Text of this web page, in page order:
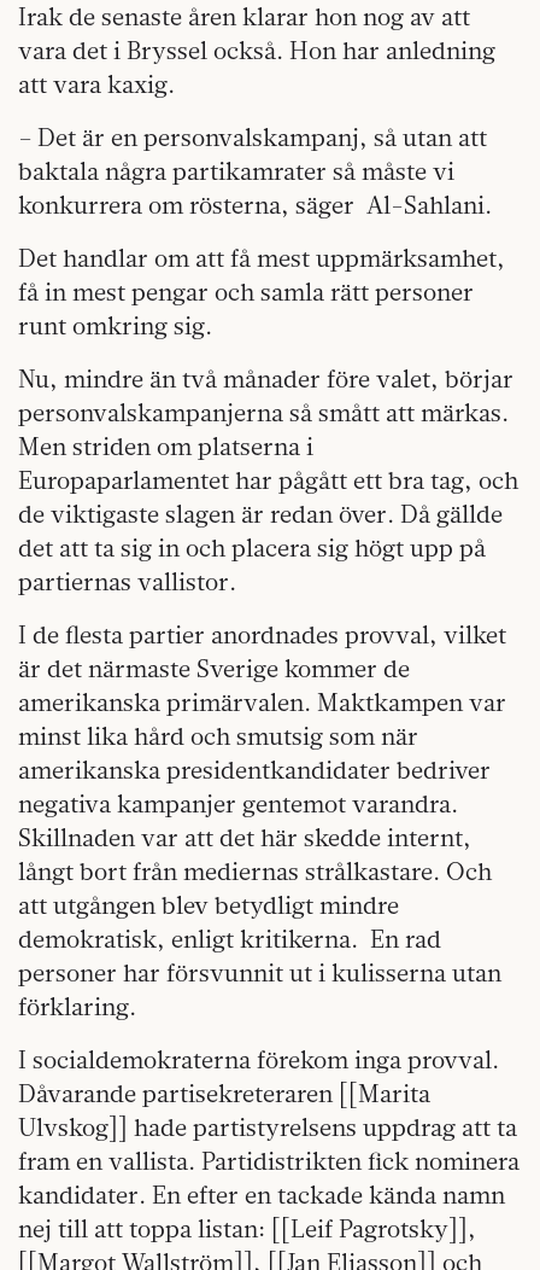
Irak de senaste åren klarar hon nog av att
vara det i Bryssel också. Hon har anledning
att vara kaxig.
– Det är en personvalskampanj, så utan att
baktala några partikamrater så måste vi
konkurrera om rösterna, säger Al-Sahlani.
Det handlar om att få mest uppmärksamhet,
få in mest pengar och samla rätt personer
runt omkring sig.
Nu, mindre än två månader före valet, börjar
personvalskampanjerna så smått att märkas.
Men striden om platserna i
Europaparlamentet har pågått ett bra tag, och
de viktigaste slagen är redan över. Då gällde
det att ta sig in och placera sig högt upp på
partiernas vallistor.
I de flesta partier anordnades provval, vilket
är det närmaste Sverige kommer de
amerikanska primärvalen. Maktkampen var
minst lika hård och smutsig som när
amerikanska presidentkandidater bedriver
negativa kampanjer gentemot varandra.
Skillnaden var att det här skedde internt,
långt bort från mediernas strålkastare. Och
att utgången blev betydligt mindre
demokratisk, enligt kritikerna. En rad
personer har försvunnit ut i kulisserna utan
förklaring.
I socialdemokraterna förekom inga provval.
Dåvarande partisekreteraren [[Marita
Ulvskog]] hade partistyrelsens uppdrag att ta
fram en vallista. Partidistrikten fick nominera
kandidater. En efter en tackade kända namn
nej till att toppa listan: [[Leif Pagrotsky]],
[[Margot Wallström]], [[Jan Eliasson]] och